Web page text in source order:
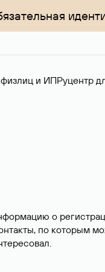
и ИПРуцентр
о
по которым